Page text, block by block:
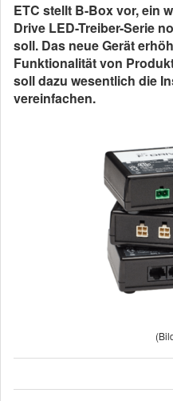
ETC stellt B-Box vor, ein
Drive LED-Treiber-Serie
soll. Das neue Gerät
Funktionalität von
soll dazu wesentlich die
vereinfachen.